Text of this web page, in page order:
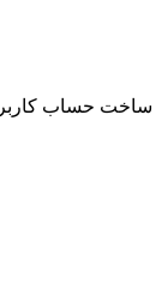
ساخت حساب